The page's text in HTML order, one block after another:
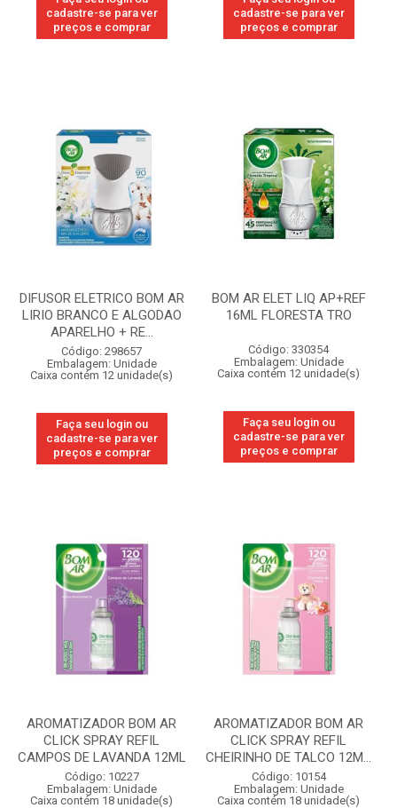
cadastre-se para ver
preços e comprar
cadastre-se para ver
preços e comprar
DIFUSOR ELETRICO BOM AR
LIRIO BRANCO E ALGODAO
APARELHO + RE...
Código: 298657
Embalagem: Unidade
Caixa contém 12 unidade(s)
Faça seu login ou
cadastre-se para ver
preços e comprar
BOM AR ELET LIQ AP+REF
16ML FLORESTA TRO
Código: 330354
Embalagem: Unidade
Caixa contém 12 unidade(s)
Faça seu login ou
cadastre-se para ver
preços e comprar
AROMATIZADOR BOM AR
CLICK SPRAY REFIL
CAMPOS DE LAVANDA 12ML
Código: 10227
Embalagem: Unidade
Caixa contém 18 unidade(s)
AROMATIZADOR BOM AR
CLICK SPRAY REFIL
CHEIRINHO DE TALCO 12M...
Código: 10154
Embalagem: Unidade
Caixa contém 18 unidade(s)